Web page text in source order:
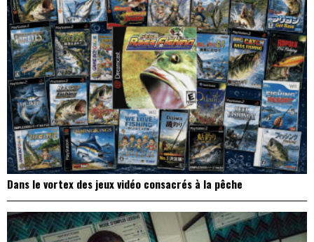
Dans le vortex des jeux vidéo consacrés à la pêche